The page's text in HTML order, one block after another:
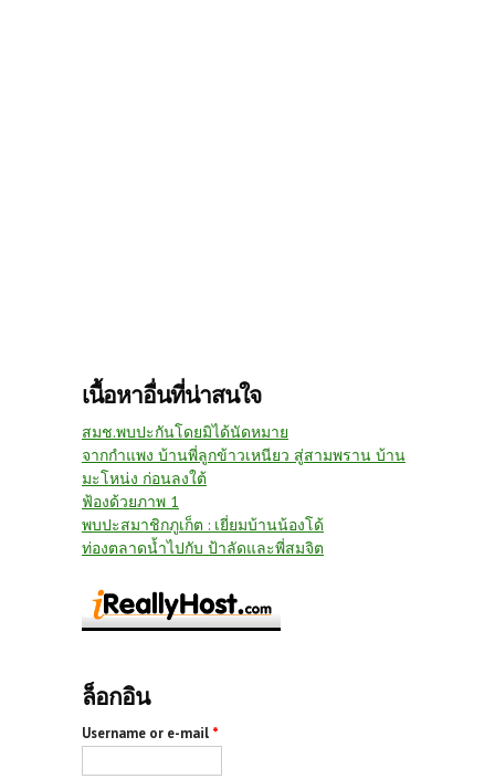
เนื้อหาอื่นที่น่าสนใจ
สมช.พบปะกันโดยมิได้นัดหมาย
จากกำแพง บ้านพี่ลูกข้าวเหนียว สู่สามพราน บ้าน
มะโหน่ง ก่อนลงใต้
ฟ้องด้วยภาพ 1
พบปะสมาชิกภูเก็ต : เยี่ยมบ้านน้องโด้
ท่องตลาดน้ำไปกับ ป้าลัดและพี่สมจิต
ล็อกอิน
Username or e-mail *